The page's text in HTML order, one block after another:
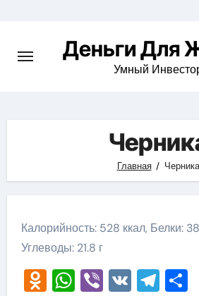
содержимомуДеньги Для
Умный
Главная Черника
Калорийность: 528 ккал, Белки:
Углеводы: 21.8 г
Odnoklassniki
WhatsApp
Viber
VK